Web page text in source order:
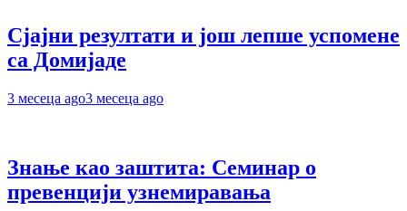
Сјајни резултати и још лепше успомене
са Домијаде
3 месеца ago3 месеца ago
Знање као заштита: Семинар о
превенцији узнемиравања